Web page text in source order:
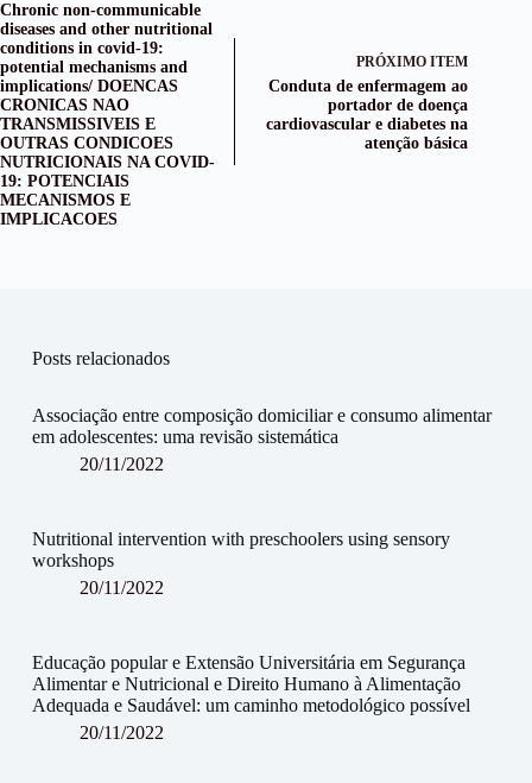
Chronic non-communicable
diseases and other nutritional
conditions in covid-19:
potential mechanisms and
implications/ DOENCAS
CRONICAS NAO
TRANSMISSIVEIS E
OUTRAS CONDICOES
NUTRICIONAIS NA COVID-
19: POTENCIAIS
MECANISMOS E
IMPLICACOES
PRÓXIMO ITEM
Conduta de enfermagem ao
portador de doença
cardiovascular e diabetes na
atenção básica
Posts relacionados
Associação entre composição domiciliar e consumo alimentar
em adolescentes: uma revisão sistemática
20/11/2022
Nutritional intervention with preschoolers using sensory
workshops
20/11/2022
Educação popular e Extensão Universitária em Segurança
Alimentar e Nutricional e Direito Humano à Alimentação
Adequada e Saudável: um caminho metodológico possível
20/11/2022